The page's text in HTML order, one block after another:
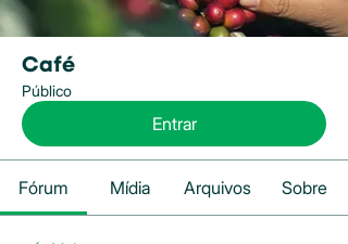
Café
Público
Entrar
Fórum Mídia Arquivos Sobre